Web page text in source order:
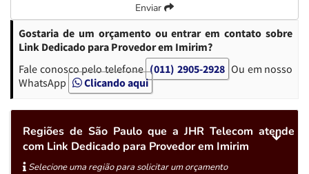
Enviar
Gostaria de um orçamento ou entrar em contato sobre
Link Dedicado para Provedor em Imirim?
Fale conosco pelo telefone (011) 2905-2928 Ou em nosso
WhatsApp
Clicando aqui
Regiões de São Paulo que a JHR Telecom atende
com Link Dedicado para Provedor em Imirim
Selecione uma região para solicitar um orçamento